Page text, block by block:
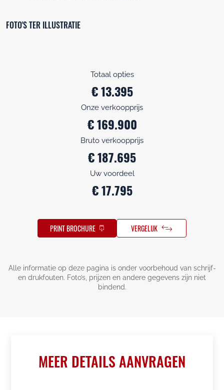
FOTO'S TER ILLUSTRATIE
Totaal opties
€ 13.395
Onze verkoopprijs
€ 169.900
Bruto verkoopprijs
€ 187.695
Uw voordeel
€ 17.795
PRINT BROCHURE VERGELIJK
Alle informatie op deze pagina is onder voorbehoud van schrijf-
en drukfouten. Foto’s, prijzen en andere gegevens zijn niet
bindend.
MEER DETAILS AANVRAGEN